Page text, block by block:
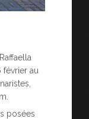
février au
posées